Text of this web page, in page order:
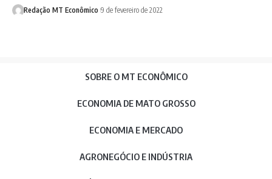
Redação MT Econômico 9 de fevereiro de 2022
SOBRE O MT ECONÔMICO
ECONOMIA DE MATO GROSSO
ECONOMIA E MERCADO
AGRONEGÓCIO E INDÚSTRIA